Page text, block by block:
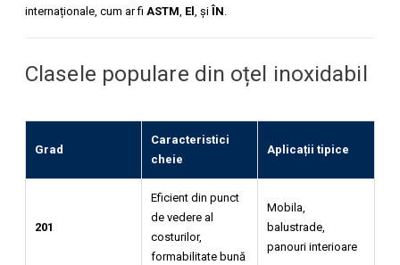
internaționale, cum ar fi ASTM, El , și ÎN.
Clasele populare din oțel inoxidabil
Grad
Caracteristici
cheie
Aplicații tipice
201
Eficient din punct
de vedere al
costurilor,
formabilitate bună
Mobila,
balustrade,
panouri interioare